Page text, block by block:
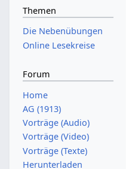
Themen
Die Nebenübungen
Online Lesekreise
Forum
Home
AG (1913)
Vorträge (Audio)
Vorträge (Video)
Vorträge (Texte)
Herunterladen